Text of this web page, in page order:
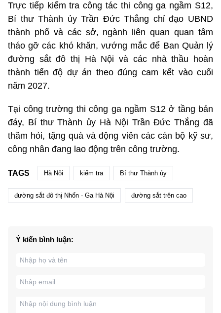
Trực tiếp kiểm tra công tác thi công ga ngầm S12,
Bí thư Thành ủy Trần Đức Thắng chỉ đạo UBND
thành phố và các sở, ngành liên quan quan tâm
tháo gỡ các khó khăn, vướng mắc để Ban Quản lý
đường sắt đô thị Hà Nội và các nhà thầu hoàn
thành tiến độ dự án theo đúng cam kết vào cuối
năm 2027.
Tại công trường thi công ga ngầm S12 ở tầng bản
đáy, Bí thư Thành ủy Hà Nội Trần Đức Thắng đã
thăm hỏi, tặng quà và động viên các cán bộ kỹ sư,
công nhân đang lao động trên công trường.
TAGS Hà Nội kiểm tra Bí thư Thành ủy
đường sắt đô thị Nhổn - Ga Hà Nội đường sắt trên cao
Ý kiến bình luận: